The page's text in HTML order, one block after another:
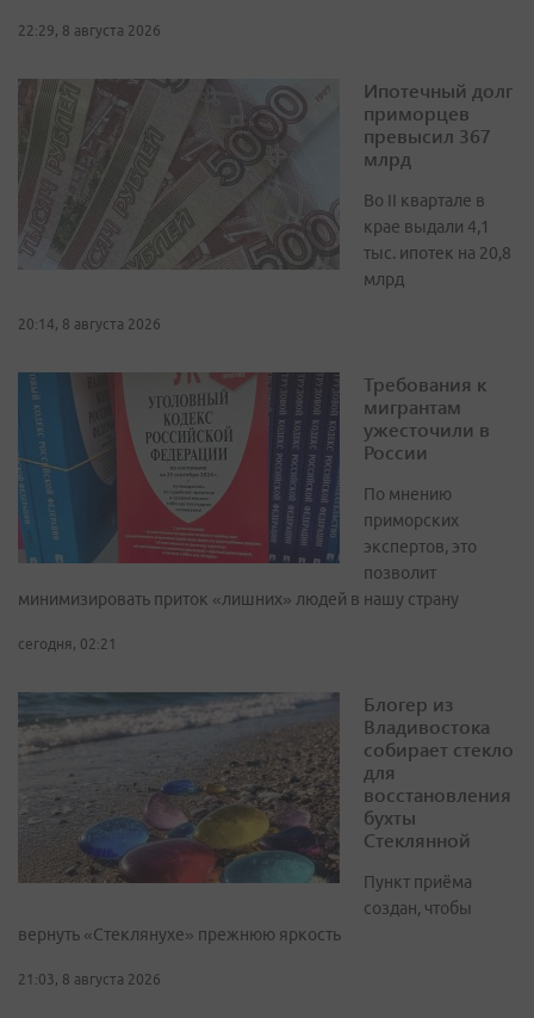
22:29, 8 августа 2026
Ипотечный долг
приморцев
превысил 367
млрд
Во II квартале в
крае выдали 4,1
тыс. ипотек на 20,8
млрд
20:14, 8 августа 2026
Требования к
мигрантам
ужесточили в
России
По мнению
приморских
экспертов, это
позволит
минимизировать приток «лишних» людей в нашу страну
сегодня, 02:21
Блогер из
Владивостока
собирает стекло
для
восстановления
бухты
Стеклянной
Пункт приёма
создан, чтобы
вернуть «Стеклянухе» прежнюю яркость
21:03, 8 августа 2026